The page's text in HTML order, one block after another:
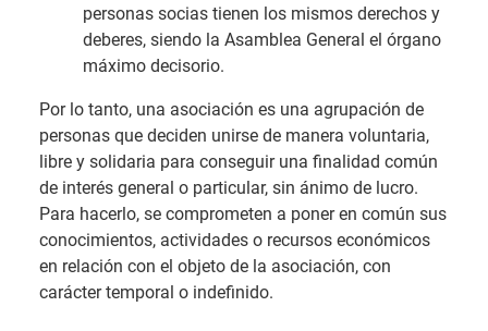
personas socias tienen los mismos derechos y
deberes, siendo la Asamblea General el órgano
máximo decisorio.
Por lo tanto, una asociación es una agrupación de
personas que deciden unirse de manera voluntaria,
libre y solidaria para conseguir una finalidad común
de interés general o particular, sin ánimo de lucro.
Para hacerlo, se comprometen a poner en común sus
conocimientos, actividades o recursos económicos
en relación con el objeto de la asociación, con
carácter temporal o indefinido.